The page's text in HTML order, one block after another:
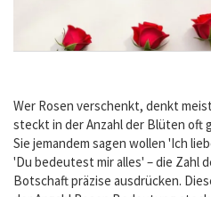
Wer Rosen verschenkt, denkt
steckt in der Anzahl der Blüten oft
Sie jemandem sagen wollen 'Ich
'Du bedeutest mir alles' – die Zahl
Botschaft präzise ausdrücken.